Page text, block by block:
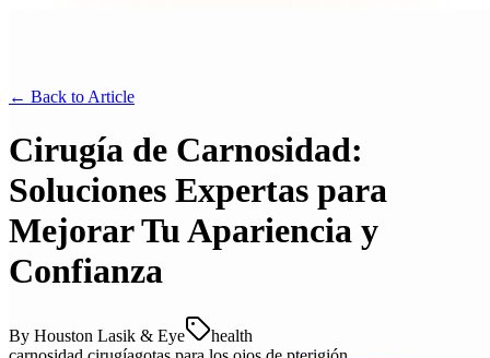
← Back to Article
Cirugía de Carnosidad:
Soluciones Expertas para
Mejorar Tu Apariencia y
Confianza
By Houston Lasik & Eye
health